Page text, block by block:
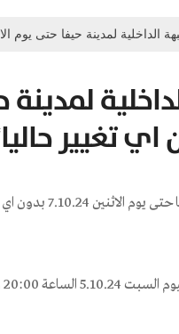
لمدينة حيفا حتى يوم الاثنين 7.10.24 بدون اي تغيير
بدون اي تغيير حاليا* .